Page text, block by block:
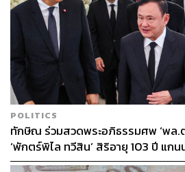
POLITICS
ทักษิณ ร่วมสวดพระอภิธรรมศพ ‘พล.
‘พักตร์พิไล ทวีสิน’ สิริอายุ 103 ปี แก
หลากวงการร่วมอาลัย